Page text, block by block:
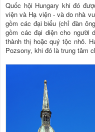
Quốc hội Hungary khi đó
viện và Hạ viện - và do nhà
gồm các đại biểu (chỉ đàn
gồm các đại diện cho người
thành thị hoặc quý tộc nhỏ.
Pozsony, khi đó là trung tâm